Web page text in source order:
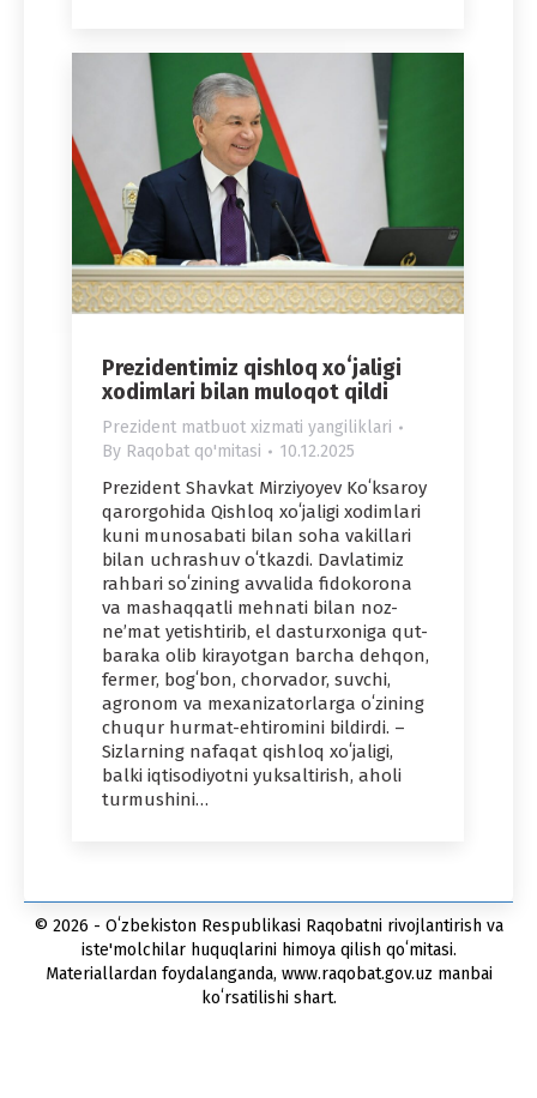
Prezidentimiz qishloq xoʻjaligi
xodimlari bilan muloqot qildi
Prezident matbuot xizmati yangiliklari
By Raqobat qo'mitasi 10.12.2025
Prezident Shavkat Mirziyoyev Koʻksaroy
qarorgohida Qishloq xoʻjaligi xodimlari
kuni munosabati bilan soha vakillari
bilan uchrashuv oʻtkazdi. Davlatimiz
rahbari soʻzining avvalida fidokorona
va mashaqqatli mehnati bilan noz-
neʼmat yetishtirib, el dasturxoniga qut-
baraka olib kirayotgan barcha dehqon,
fermer, bogʻbon, chorvador, suvchi,
agronom va mexanizatorlarga oʻzining
chuqur hurmat-ehtiromini bildirdi. –
Sizlarning nafaqat qishloq xoʻjaligi,
balki iqtisodiyotni yuksaltirish, aholi
turmushini…
© 2026 - Oʻzbekiston Respublikasi Raqobatni rivojlantirish va
iste'molchilar huquqlarini himoya qilish qoʻmitasi.
Materiallardan foydalanganda, www.raqobat.gov.uz manbai
koʻrsatilishi shart.